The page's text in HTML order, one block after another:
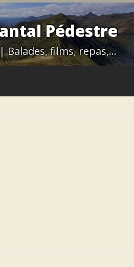
Pédestre
Balades, films, repas,…